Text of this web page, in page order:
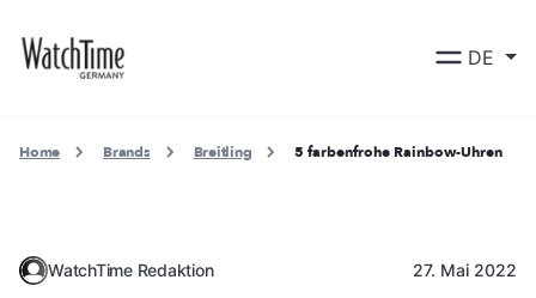
DE
Home Brands Breitling 5 farbenfrohe Rainbow-Uhren
WatchTime Redaktion 27. Mai 2022